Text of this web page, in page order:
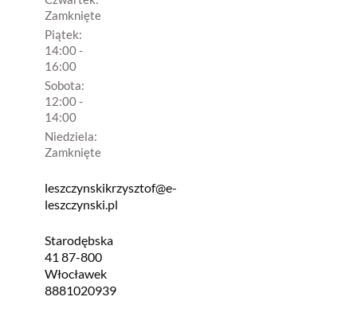
Zamknięte
Piątek:
14:00 -
16:00
Sobota:
12:00 -
14:00
Niedziela:
Zamknięte
leszczynskikrzysztof@e-
leszczynski.pl
Starodębska
41 87-800
Włocławek
8881020939